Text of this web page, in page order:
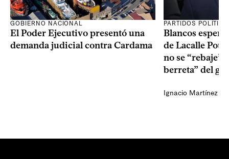
GOBIERNO NACIONAL
El Poder Ejecutivo presentó una
demanda judicial contra Cardama
PARTIDOS
Blancos
de Lacalle Pou
no se “rebaje”
berreta” del
Ignacio Martínez